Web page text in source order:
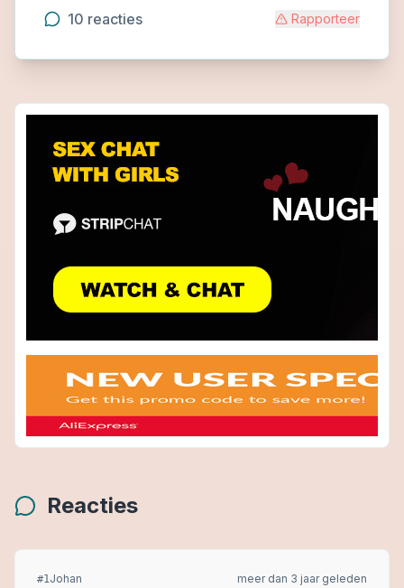
10 reacties Rapporteer
Reacties
#1Johan meer dan 3 jaar geleden